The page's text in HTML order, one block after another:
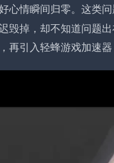
心情瞬间归零。这类
毁掉，却不知道问题
再引入轻蜂游戏加速器